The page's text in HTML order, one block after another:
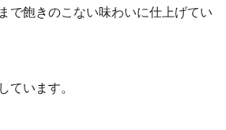
で飽きのこない味わいに仕上げてい
ています。